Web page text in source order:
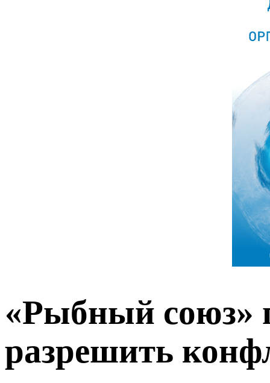
«Рыбный союз»
разрешить